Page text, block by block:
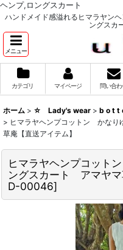
ヘンプ,ロングスカート
ハンドメイド感溢れるヒマラヤン
ングスカ
メニュー
カテゴリ マイページ 問い合わ
ホーム > ☆ Lady's wear > b o t t
> ヒマラヤヘンプコットン かなり
草庵【直送アイテム】
ヒマラヤヘンプコット
ングスカート アマヤマ
D-00046]